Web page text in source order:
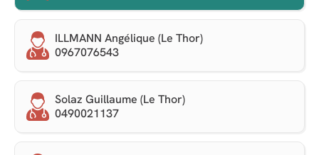
ILLMANN Angélique (Le Thor)
0967076543
Solaz Guillaume (Le Thor)
0490021137